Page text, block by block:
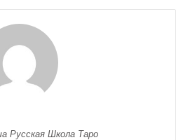
Русская Школа Таро